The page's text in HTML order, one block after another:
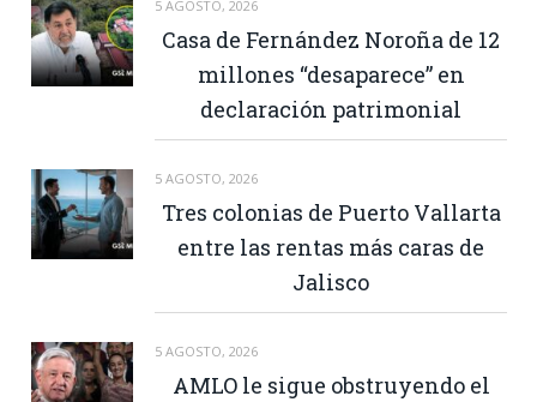
5 AGOSTO, 2026
Casa de Fernández Noroña de 12
millones “desaparece” en
declaración patrimonial
5 AGOSTO, 2026
Tres colonias de Puerto Vallarta
entre las rentas más caras de
Jalisco
5 AGOSTO, 2026
AMLO le sigue obstruyendo el